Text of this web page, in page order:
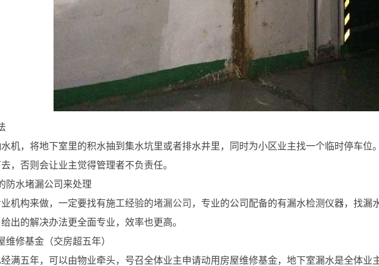
机，将地下室里的积水抽到集水坑里或者排水井里，同时为小区业主找一个临时停车位
，否则会让业主觉得管理者不负责任。
防水堵漏公司来处理
机构来做，一定要找有施工经验的堵漏公司 ，专业的公司配备的有漏水检测仪器，找漏
出的解决办法更全面专业，效率也更高。
维修基金（交房超五年）
满五年，可以由物业牵头，号召全体业主申请动用房屋维修基金，地下室漏水是全体业